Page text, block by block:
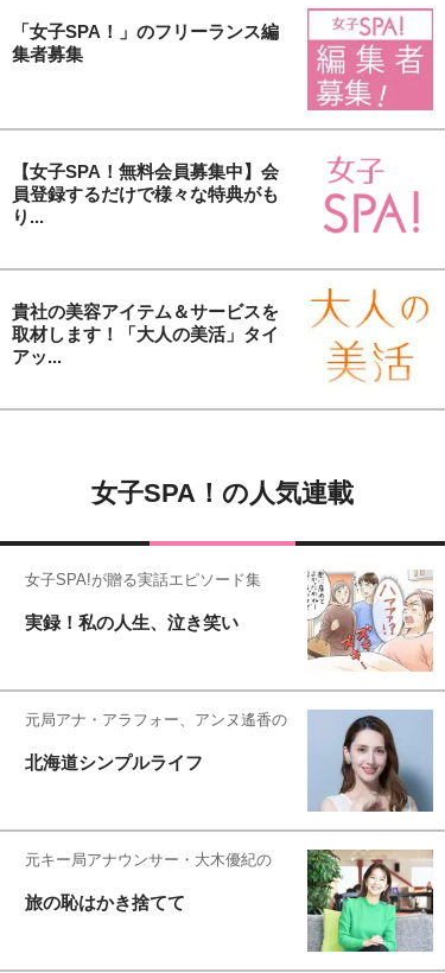
「女子SPA！」のフリーランス編
集者募集
【女子SPA！無料会員募集中】会
員登録するだけで様々な特典がも
り...
貴社の美容アイテム＆サービスを
取材します！「大人の美活」タイ
アッ...
女子SPA！の人気連載
女子SPA!が贈る実話エピソード集
実録！私の人生、泣き笑い
元局アナ・アラフォー、アンヌ遙香の
北海道シンプルライフ
元キー局アナウンサー・大木優紀の
旅の恥はかき捨てて